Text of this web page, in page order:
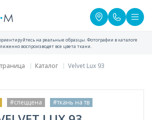
на реальные образцы. Фотографии в каталоге
воспроизводят все цвета ткани.
Каталог Velvet Lux 93
#спеццена #ткань на тв